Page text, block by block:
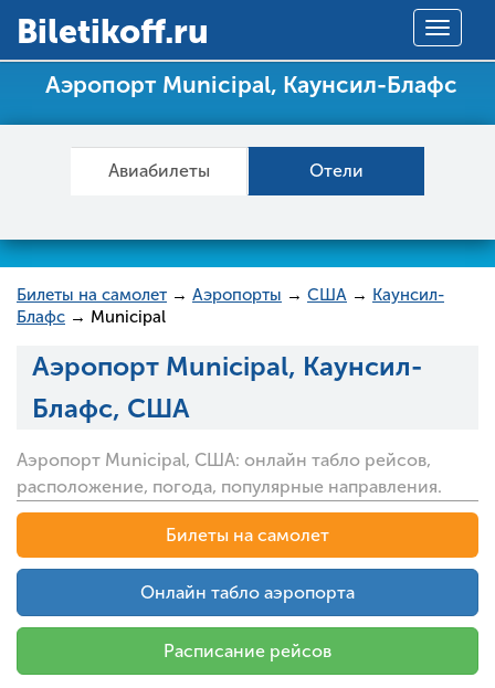
Toggle
Вiletikoff.ru
Аэропорт Municipal, Каунсил-Блафс
Авиабилеты Отели
Билеты на самолет → Аэропорты → США → Каунсил-
Блафс → Municipal
Аэропорт Municipal, Каунсил-
Блафс, США
Аэропорт Municipal, США: онлайн табло рейсов,
расположение, погода, популярные направления.
Билеты на самолет
Онлайн табло аэропорта
Расписание рейсов